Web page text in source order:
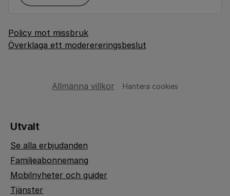
Policy mot missbruk
Överklaga ett moderereringsbeslut
Allmänna villkor Hantera cookies
Utvalt
Se alla erbjudanden
Familjeabonnemang
Mobilnyheter och guider
Tjänster